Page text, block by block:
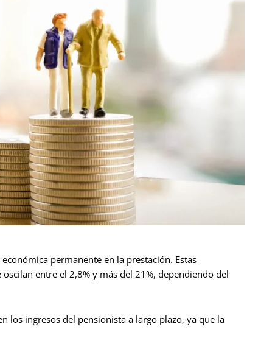
permanente en la prestación. Estas
entre el 2,8% y más del 21%, dependiendo del
los ingresos del pensionista a largo plazo, ya que la